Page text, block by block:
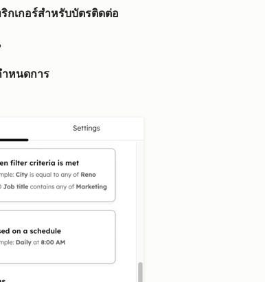
กเกอร์สำหรับบัตรติดต่อ
หนดการ